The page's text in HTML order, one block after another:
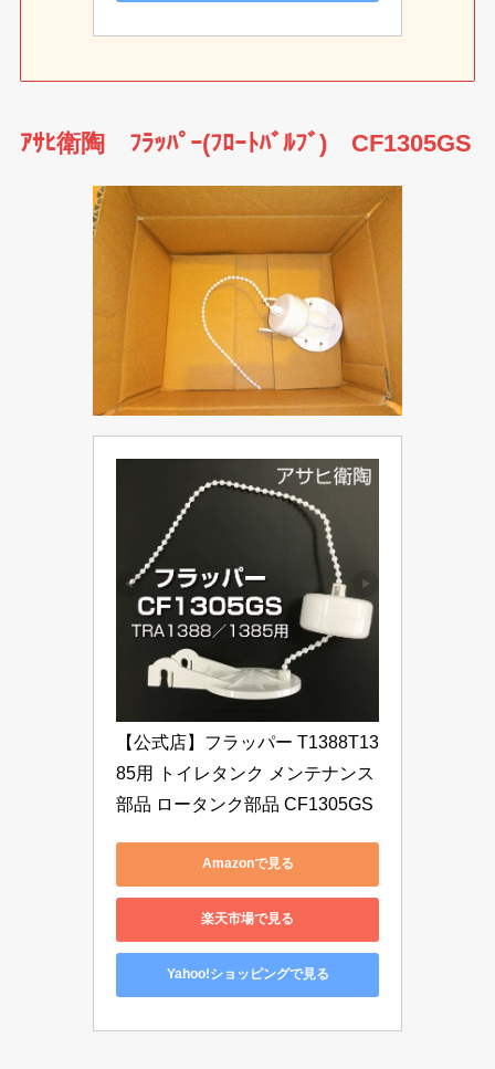
ｱｻﾋ衛陶 ﾌﾗｯﾊﾟｰ(ﾌﾛｰﾄﾊﾞﾙﾌﾞ) CF1305GS
【公式店】フラッパー T1388T13
85用 トイレタンク メンテナンス
部品 ロータンク部品 CF1305GS
Amazonで見る
楽天市場で見る
Yahoo!ショッピングで見る